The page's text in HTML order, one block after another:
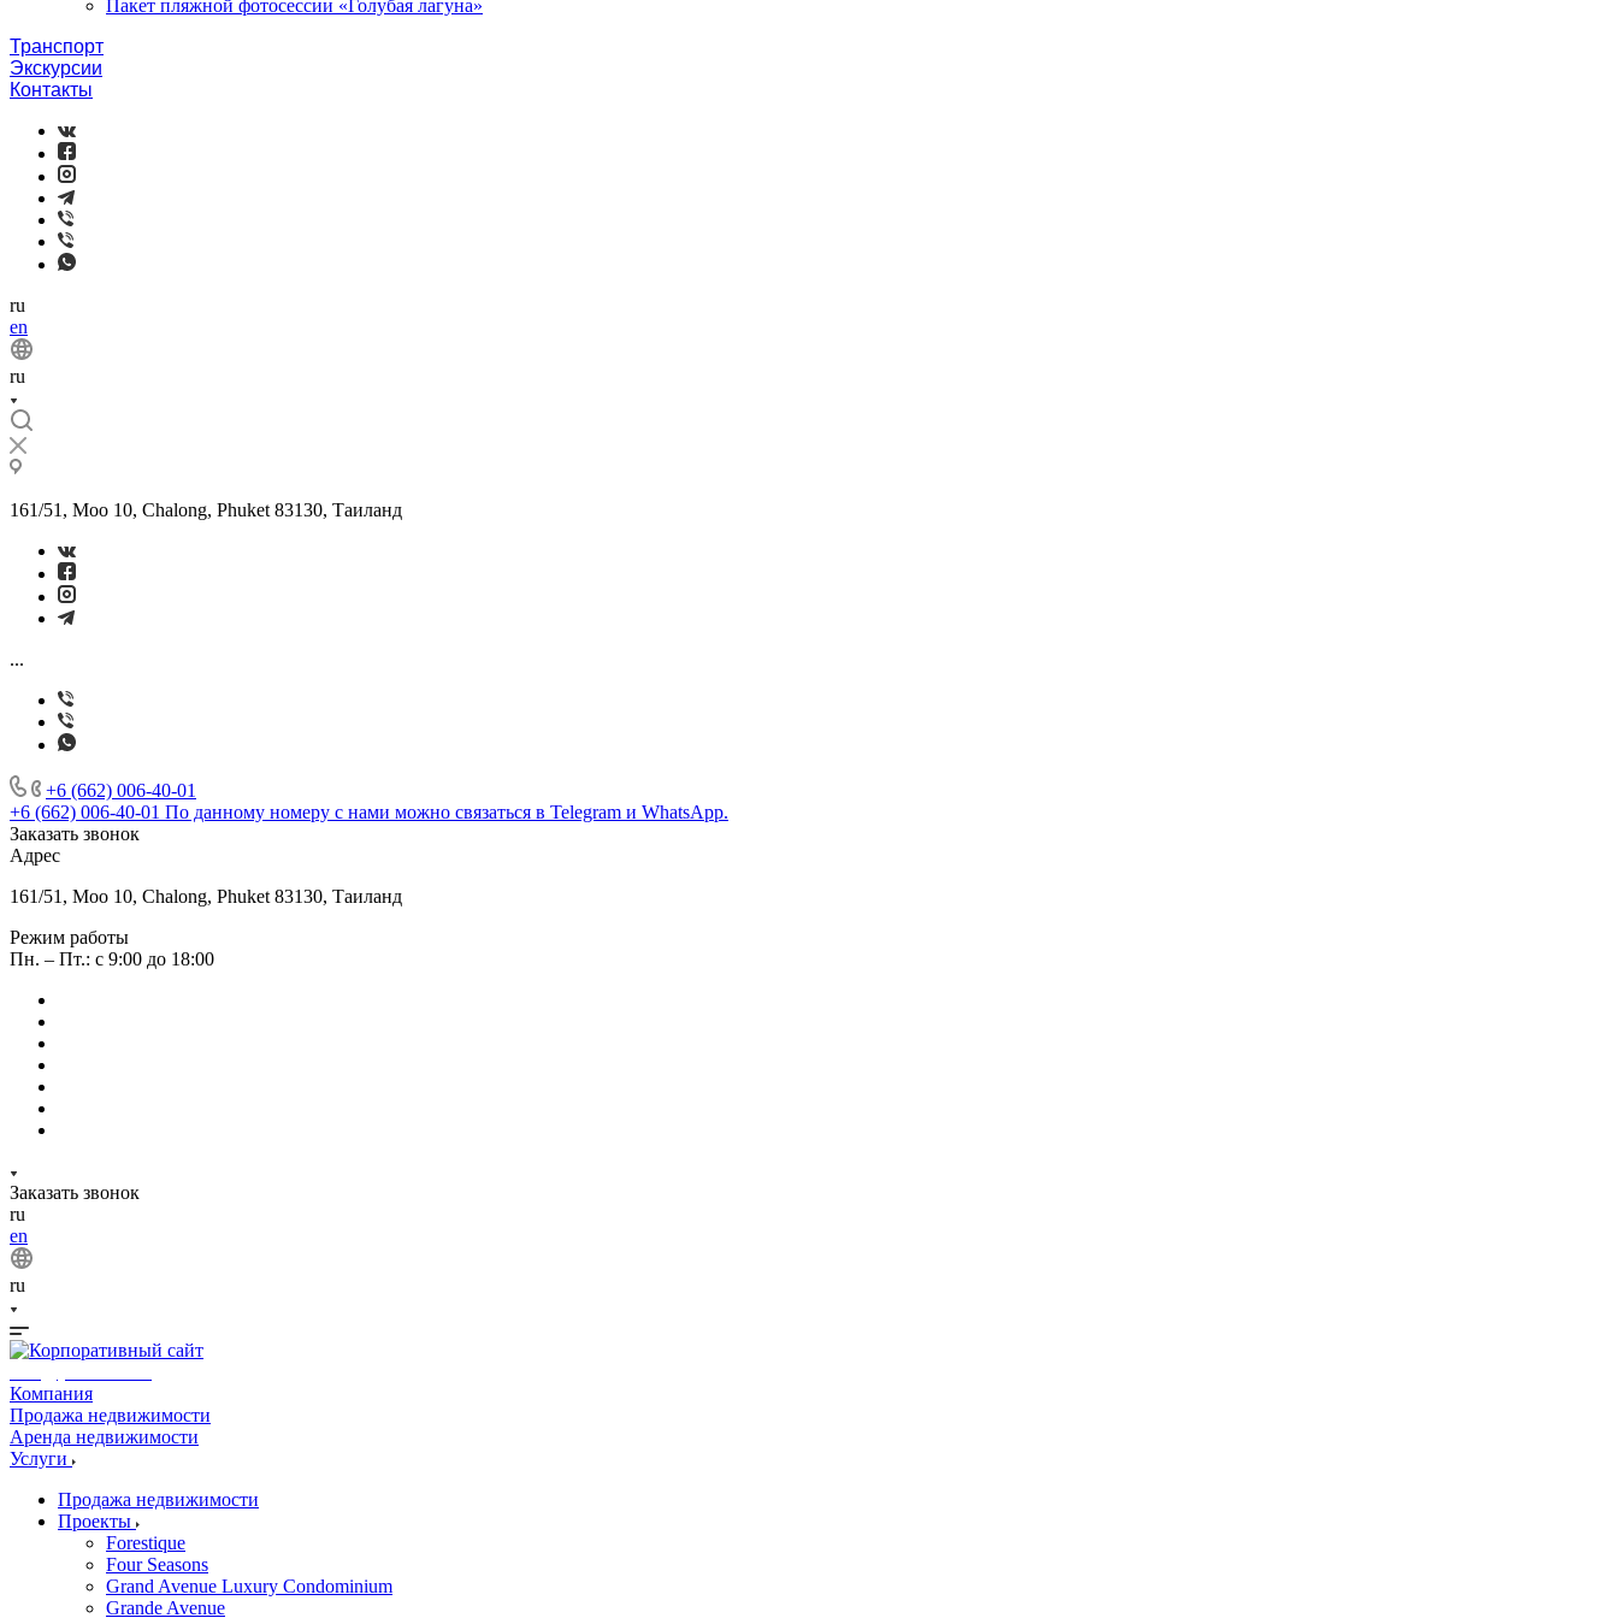
Пакет пляжной фотосессии «Голубая лагуна»
Транспорт
Экскурсии
Контакты
ru
en
ru
161/51, Moo 10, Chalong, Phuket 83130, Таиланд
...
+6 (662) 006-40-01
+6 (662) 006-40-01 По данному номеру с нами можно связаться в Telegram и WhatsApp.
Заказать звонок
Адрес
161/51, Moo 10, Chalong, Phuket 83130, Таиланд
Режим работы
Пн. – Пт.: с 9:00 до 18:00
Заказать звонок
ru
en
ru
Компания
Продажа недвижимости
Аренда недвижимости
Услуги
Продажа недвижимости
Проекты
Forestique
Four Seasons
Grand Avenue Luxury Condominium
Grande Avenue